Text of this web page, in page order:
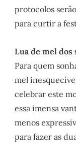
protocolos
para curtir a
Lua de mel dos
Para quem
mel
celebrar este
essa imensa
menos
para fazer as